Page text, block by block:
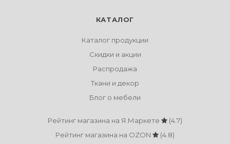
КАТАЛОГ
Каталог продукции
Скидки и акции
Распродажа
Ткани и декор
Блог о мебели
Рейтинг магазина на Я.Маркете
(4.7)
Рейтинг магазина на OZON
(4.8)